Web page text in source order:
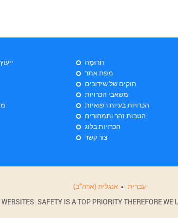
תְרוּמָה
מפת אתר
חוקים של שידוכים
משאבי הכרויות
הכרויות בעיות רפואיות
הטבות זהר ותמחורים
הכרויות בלוג
צור קשר
אנגלית (ארה"ב) עִברִית
SAFETY IS A TOP PRIORITY THEREFORE